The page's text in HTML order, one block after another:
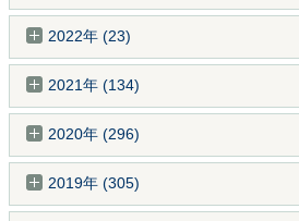
2022年 (23)
2021年 (134)
2020年 (296)
2019年 (305)